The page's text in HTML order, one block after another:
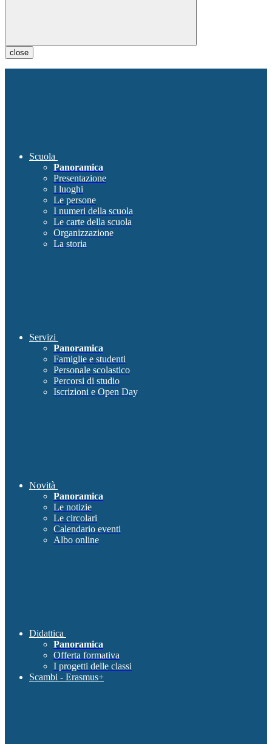
close
Scuola
Panoramica
Presentazione
I luoghi
Le persone
I numeri della scuola
Le carte della scuola
Organizzazione
La storia
Servizi
Panoramica
Famiglie e studenti
Personale scolastico
Percorsi di studio
Iscrizioni e Open Day
Novità
Panoramica
Le notizie
Le circolari
Calendario eventi
Albo online
Didattica
Panoramica
Offerta formativa
I progetti delle classi
Scambi - Erasmus+